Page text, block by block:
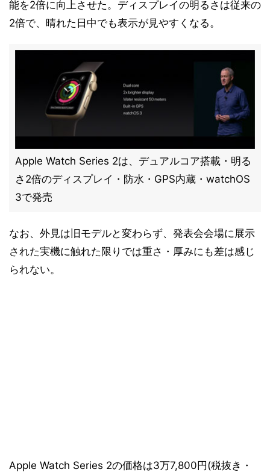
能を2倍に向上させた。ディスプレイの明るさは従来の
2倍で、晴れた日中でも表示が見やすくなる。
Apple Watch Series 2は、デュアルコア搭載・明る
さ2倍のディスプレイ・防水・GPS内蔵・watchOS
3で発売
なお、外見は旧モデルと変わらず、発表会会場に展示
された実機に触れた限りでは重さ・厚みにも差は感じ
られない。
Apple Watch Series 2の価格は3万7,800円(税抜き・